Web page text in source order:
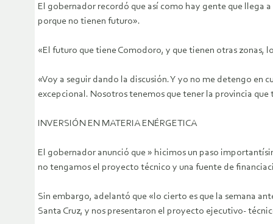
El gobernador recordó que así como hay gente que llega
porque no tienen futuro».
«El futuro que tiene Comodoro, y que tienen otras zonas,
«Voy a seguir dando la discusión. Y yo no me detengo en
excepcional. Nosotros tenemos que tener la provincia
INVERSIÓN EN MATERIA ENÉRGETICA
El gobernador anunció que » hicimos un paso
no tengamos el proyecto técnico y una fuente de
Sin embargo, adelantó que «lo cierto es que la semana
Santa Cruz, y nos presentaron el proyecto ejecutivo-